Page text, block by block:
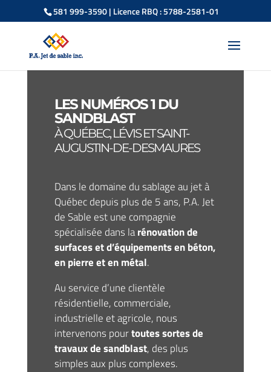
581 999-3590| Licence RBQ : 5788-2581-01
LES NUMÉROS 1 DU
SANDBLAST
À QUÉBEC, LÉVIS ET SAINT-
AUGUSTIN-DE-DESMAURES
Dans le domaine dusablage au jetà
Québec depuis plus de 5 ans, P.A. Jet
de Sable est une compagnie
spécialisée dans larénovation de
surfaces et d’équipements en béton,
en pierre et en métal.
Au service d’une clientèle
résidentielle, commerciale,
industrielle et agricole, nous
intervenons pourtoutes sortes de
travaux de sandblast, des plus
simples aux plus complexes.